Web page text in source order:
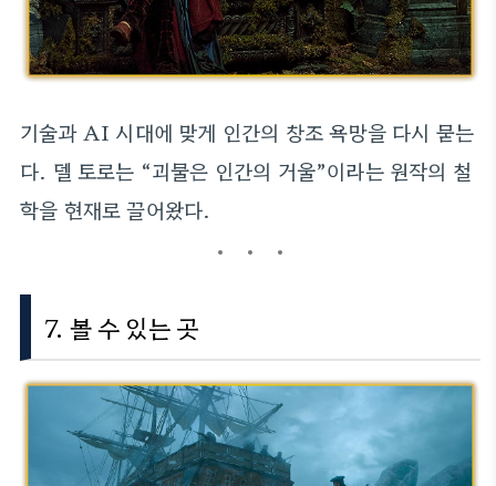
기술과 AI 시대에 맞게 인간의 창조 욕망을 다시 묻는
다. 델 토로는 “괴물은 인간의 거울”이라는 원작의 철
학을 현재로 끌어왔다.
7. 볼 수 있는 곳